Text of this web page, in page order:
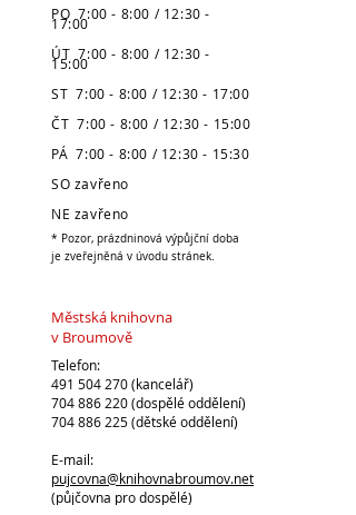
PO 7:00 - 8:00 / 12:30 -
17:00
ÚT 7:00 - 8:00 / 12:30 -
15:00
ST 7:00 - 8:00 / 12:30 - 17:00
ČT 7:00 - 8:00 / 12:30 - 15:00
PÁ 7:00 - 8:00 / 12:30 - 15:30
SO zavřeno
NE zavřeno
* Pozor, prázdninová výpůjční doba
je zveřejněná v úvodu stránek.
Městská knihovna
v Broumově
Telefon:
491 504 270 (kancelář)
704 886 220(dospělé oddělení)
704 886 225(dětské oddělení)
E-mail:
pujcovna@knihovnabroumov.net
(půjčovna pro dospělé)